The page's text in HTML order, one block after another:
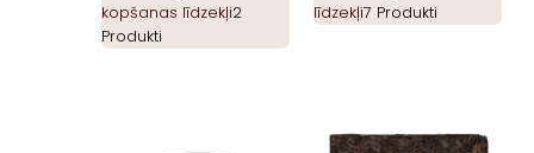
kopšanas līdzekļi2
Produkti
līdzekļi7 Produkti